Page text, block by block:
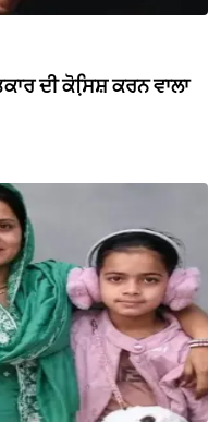
ਦੀ ਕੋਸਿ਼ਸ਼ ਕਰਨ ਵਾਲਾ